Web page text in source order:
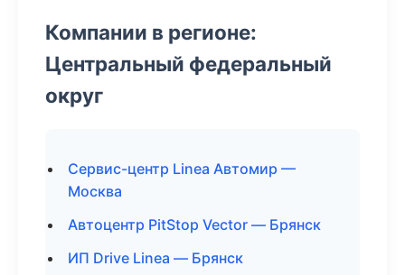
Компании в регионе:
Центральный федеральный
округ
Сервис-центр Linea Автомир —
Москва
Автоцентр PitStop Vector — Брянск
ИП Drive Linea — Брянск